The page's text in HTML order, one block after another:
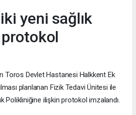
yeni sağlık
Toros Devlet Hastanesi Halkkent Ek
planlanan Fizik Tedavi Ünitesi ile
Polikliniğine ilişkin protokol imzalandı.